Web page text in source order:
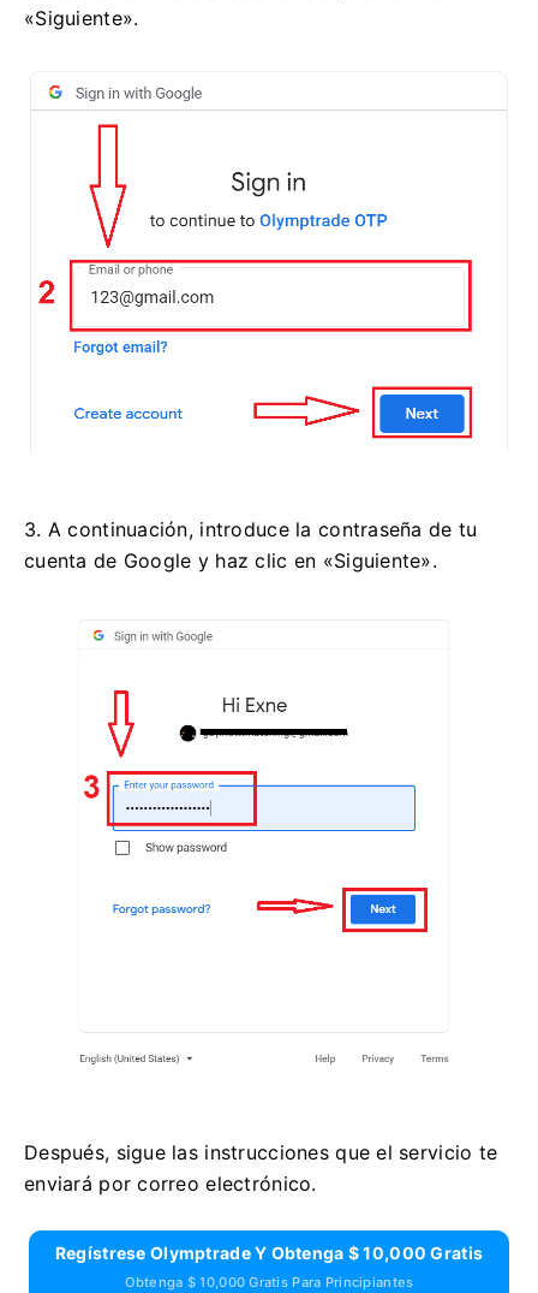
«Siguiente».
3. A continuación, introduce la contraseña de tu
cuenta de Google y haz clic en «Siguiente».
Después, sigue las instrucciones que el servicio te
enviará por correo electrónico.
Regístrese Olymptrade Y Obtenga $ 10,000 Gratis
Obtenga $ 10,000 Gratis Para Principiantes